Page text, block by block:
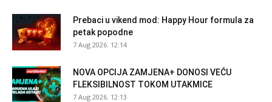
Prebaci u vikend mod: Happy Hour formula za
petak popodne
7 Aug 2026. 12:14
NOVA OPCIJA ZAMJENA+ DONOSI VEĆU
FLEKSIBILNOST TOKOM UTAKMICE
7 Aug 2026. 12:13